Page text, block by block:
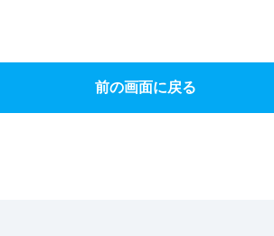
前の画面に戻る